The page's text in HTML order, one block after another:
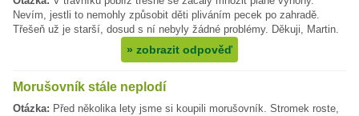
Nevím, jestli to nemohly způsobit děti pliváním pecek po zahradě.
Třešeň už je starší, dosud s ní nebyly žádné problémy. Děkuji, Martin.
» zobrazit odpověď
Morušovník stále neplodí
Otázka: Před několika lety jsme si koupili morušovník. Stromek roste,